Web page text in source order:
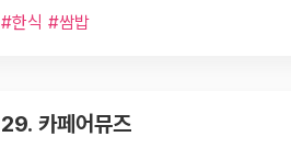
#한식 #쌈밥
29. 카페어뮤즈